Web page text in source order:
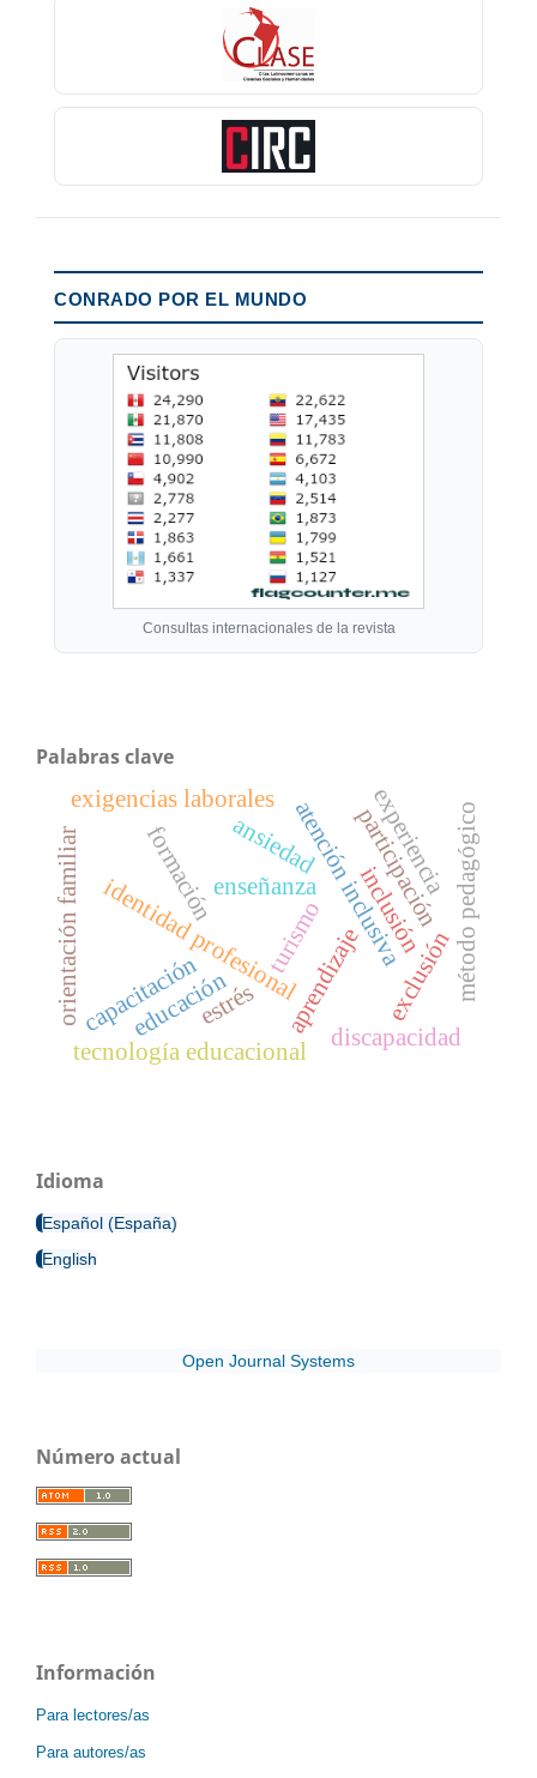
CONRADO POR EL MUNDO
Consultas internacionales de la revista
Palabras clave
formación atención inclusiva
identidad profesional
enseñanza
aprendizaje
inclusión
exclusión
discapacidad
capacitación
tecnología educacional
estrés
ansiedad
exigencias laborales
método pedagógico
orientación familiar turismo
educación
participación
experiencia
Idioma
Español (España)
English
Open Journal Systems
Número actual
Información
Para lectores/as
Para autores/as